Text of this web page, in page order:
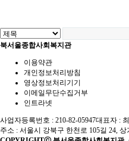
북서울종합사회복지관
이용약관
개인정보처리방침
영상정보처리기기
이메일무단수집거부
인트라넷
사업자등록번호 : 210-82-05947대표자 :
주소 : 서울시 강북구 한천로 105길 24,